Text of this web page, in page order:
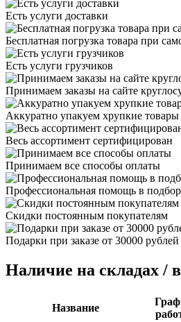
Есть услуги доставки
Бесплатная погрузка товара при
Есть услуги грузчиков
Принимаем заказы на сайте
Аккуратно упакуем хрупкие товары
Весь ассортимент сертифицирован
Принимаем все способы оплаты
Профессиональная помощь в
Скидки постоянным покупателям
Подарки при заказе от 30000 рублей
Наличие на складах /
Название